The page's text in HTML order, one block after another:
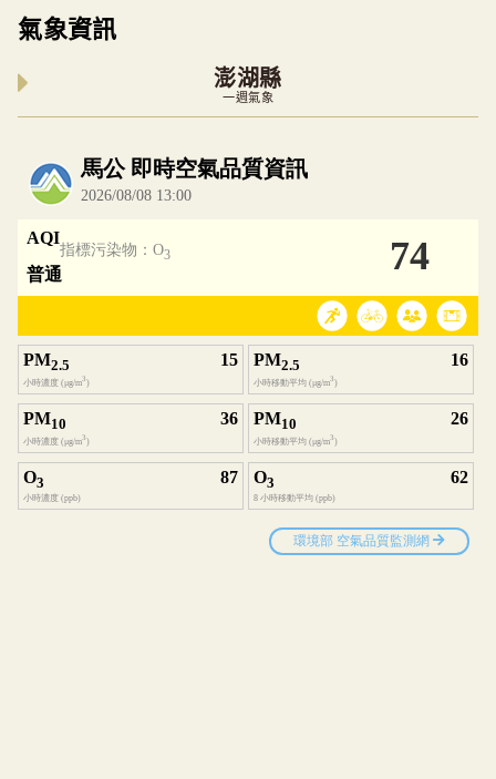
氣象資訊
澎湖縣
一週氣象
內嵌空氣品質小工具為視覺預覽，完整即時空